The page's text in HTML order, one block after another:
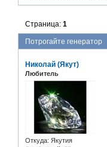
Потрогайте генератор
Страница:1
Николай (Якут)
Любитель
Откуда: Якутия